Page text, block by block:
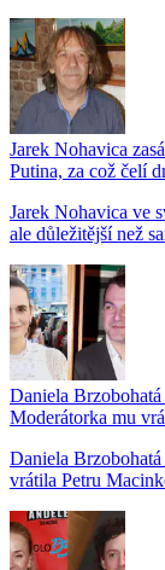
Jarek Nohavica
Putina, za což čelí
Jarek Nohavica ve
ale důležitější než
Daniela
Moderátorka mu
Daniela
vrátila Petru